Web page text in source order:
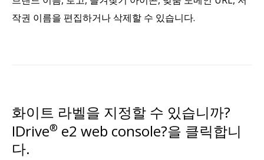
작권 이름을 편집하거나 삭제할 수 있습니다.
화이트 라벨을 지정할 수 있습니까?
IDrive® e2 web console?을 클릭합니
다.